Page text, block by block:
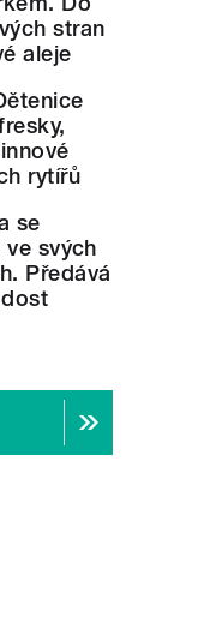
stran
aleje
rytířů
se
svých
Předává